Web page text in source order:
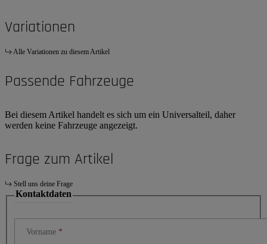
Variationen
Alle Variationen zu diesem Artikel
Passende Fahrzeuge
Bei diesem Artikel handelt es sich um ein Universalteil, daher
werden keine Fahrzeuge angezeigt.
Frage zum Artikel
Stell uns deine Frage
Kontaktdaten
Vorname